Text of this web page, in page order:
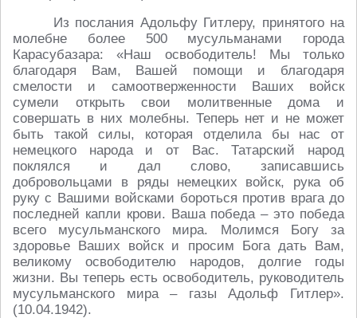
Из послания Адольфу Гитлеру, принятого на
молебне более 500 мусульманами города
Карасубазара: «Наш освободитель! Мы только
благодаря Вам, Вашей помощи и благодаря
смелости и самоотверженности Ваших войск
сумели открыть свои молитвенные дома и
совершать в них молебны. Теперь нет и не может
быть такой силы, которая отделила бы нас от
немецкого народа и от Вас. Татарский народ
поклялся и дал слово, записавшись
добровольцами в ряды немецких войск, рука об
руку с Вашими войсками бороться против врага до
последней капли крови. Ваша победа – это победа
всего мусульманского мира. Молимся Богу за
здоровье Ваших войск и просим Бога дать Вам,
великому освободителю народов, долгие годы
жизни. Вы теперь есть освободитель, руководитель
мусульманского мира – газы Адольф Гитлер».
(10.04.1942).